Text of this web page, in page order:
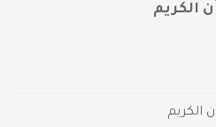
الكريم
الكريم